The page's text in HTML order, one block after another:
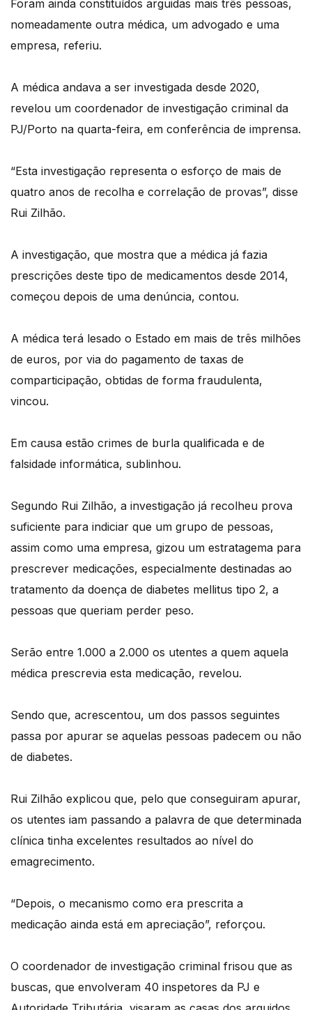
Foram ainda constituídos arguidas mais três pessoas,
nomeadamente outra médica, um advogado e uma
empresa, referiu.
A médica andava a ser investigada desde 2020,
revelou um coordenador de investigação criminal da
PJ/Porto na quarta-feira, em conferência de imprensa.
“Esta investigação representa o esforço de mais de
quatro anos de recolha e correlação de provas”, disse
Rui Zilhão.
A investigação, que mostra que a médica já fazia
prescrições deste tipo de medicamentos desde 2014,
começou depois de uma denúncia, contou.
A médica terá lesado o Estado em mais de três milhões
de euros, por via do pagamento de taxas de
comparticipação, obtidas de forma fraudulenta,
vincou.
Em causa estão crimes de burla qualificada e de
falsidade informática, sublinhou.
Segundo Rui Zilhão, a investigação já recolheu prova
suficiente para indiciar que um grupo de pessoas,
assim como uma empresa, gizou um estratagema para
prescrever medicações, especialmente destinadas ao
tratamento da doença de diabetes mellitus tipo 2, a
pessoas que queriam perder peso.
Serão entre 1.000 a 2.000 os utentes a quem aquela
médica prescrevia esta medicação, revelou.
Sendo que, acrescentou, um dos passos seguintes
passa por apurar se aquelas pessoas padecem ou não
de diabetes.
Rui Zilhão explicou que, pelo que conseguiram apurar,
os utentes iam passando a palavra de que determinada
clínica tinha excelentes resultados ao nível do
emagrecimento.
“Depois, o mecanismo como era prescrita a
medicação ainda está em apreciação”, reforçou.
O coordenador de investigação criminal frisou que as
buscas, que envolveram 40 inspetores da PJ e